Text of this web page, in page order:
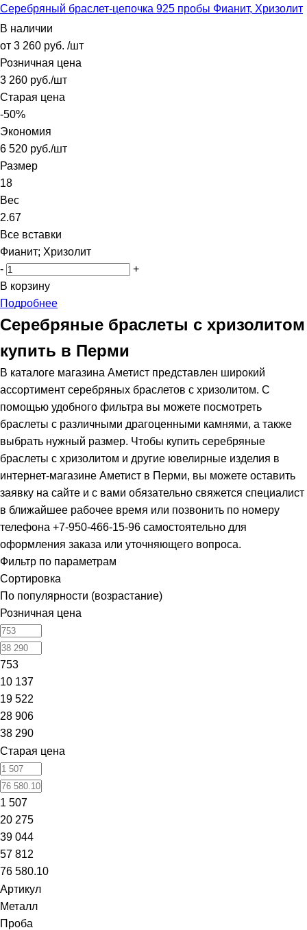
Серебряный браслет-цепочка 925 пробы Фианит, Хризолит
В наличии
от 3 260 руб. /шт
Розничная цена
3 260 руб./шт
Старая цена
-50%
Экономия
6 520 руб./шт
Размер
18
Вес
2.67
Все вставки
Фианит; Хризолит
-
+
В корзину
Подробнее
Серебряные браслеты с хризолитом
купить в Перми
В каталоге магазина Аметист представлен широкий
ассортимент серебряных браслетов с хризолитом. С
помощью удобного фильтра вы можете посмотреть
браслеты с различными драгоценными камнями, а также
выбрать нужный размер. Чтобы купить серебряные
браслеты с хризолитом и другие ювелирные изделия в
интернет-магазине Аметист в Перми, вы можете оставить
заявку на сайте и с вами обязательно свяжется специалист
в ближайшее рабочее время или позвонить по номеру
телефона +7-950-466-15-96 самостоятельно для
оформления заказа или уточняющего вопроса.
Фильтр по параметрам
Сортировка
По популярности (возрастание)
Розничная цена
753
10 137
19 522
28 906
38 290
Старая цена
1 507
20 275
39 044
57 812
76 580.10
Артикул
Металл
Проба